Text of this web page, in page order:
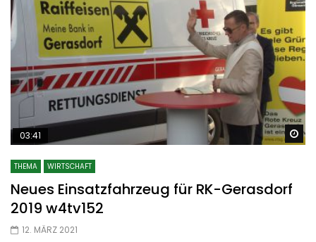
03:41
THEMA WIRTSCHAFT
Neues Einsatzfahrzeug für RK-Gerasdorf
2019 w4tv152
12. MÄRZ 2021